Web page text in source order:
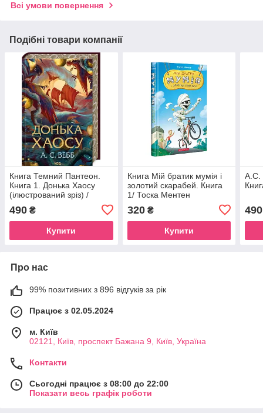
Всі умови повернення
Подібні товари компанії
Книга Темний Пантеон.
Книга 1. Донька Хаосу
(ілюстрований зріз) /
490 ₴
Купити
Книга Мій братик мумія і
золотий скарабей. Книга
1/ Тоска Ментен
320₴
Купити
А.С.
490
Про нас
99% позитивних з 896 відгуків за рік
Працює з 02.05.2024
м. Київ
02121, Київ, проспект Бажана 9, Київ, Україна
Контакти
Сьогодні працює з 08:00 до 22:00
Показати весь графік роботи